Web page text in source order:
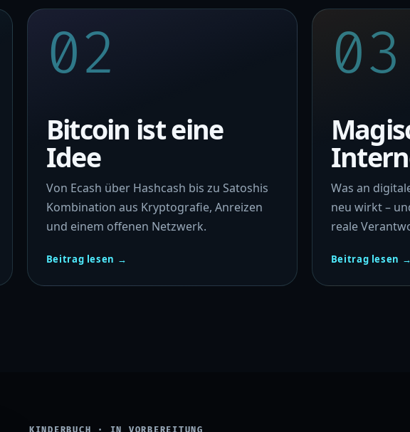
02
Bitcoin ist eine
Idee
Von Ecash über Hashcash bis zu Satoshis
Kombination aus Kryptografie, Anreizen
und einem offenen Netzwerk.
Beitrag lesen →
03
Was an
neu wirkt –
reale
Beitrag lesen →